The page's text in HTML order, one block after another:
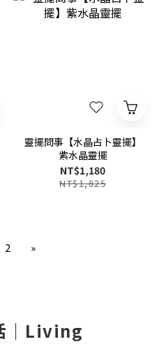
靈擺問事【水晶占卜靈擺】
紫水晶靈擺
NT$1,180
NT$1,825
2 »
｜Living